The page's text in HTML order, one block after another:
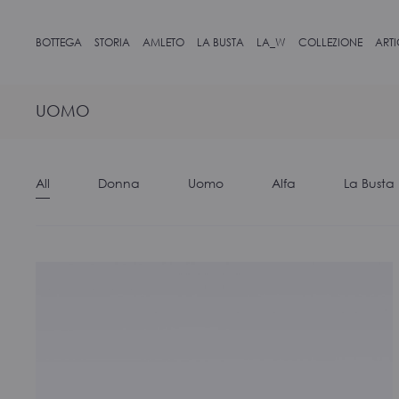
BOTTEGA STORIA AMLETO LA BUSTA LA_W COLLEZIONE
UOMO
All Donna Uomo Alfa La Busta